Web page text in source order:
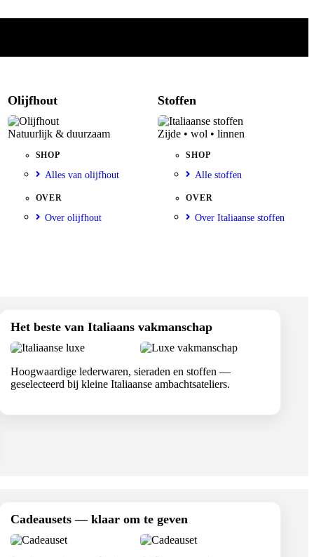
Olijfhout
Natuurlijk & duurzaam
SHOP
Alles van olijfhout
OVER
Over olijfhout
Stoffen
Zijde • wol • linnen
SHOP
Alle stoffen
OVER
Over Italiaanse stoffen
Het beste van Italiaans vakmanschap
Hoogwaardige lederwaren, sieraden en stoffen —
geselecteerd bij kleine Italiaanse ambachtsateliers.
Cadeausets — klaar om te geven